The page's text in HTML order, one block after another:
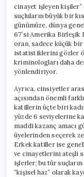
cinayet işleyen kişiler”
suçluların büyük bir
günümüze, dünya
67’si Amerika Birleşik
oran, sadece küçük
istatistiklerini gözler
kriminologları daha
yönlendiriyor.
Ayrıca, cinsiyetler
açısından önemli
katillerin üçte biri
yüzde 6 seviyelerine
maddi kazanç amacı
üyelerinden seçerek
Erkek katiller ise
ve cinayetlerini ateşli
işlerler; bu tür
“kişisel haz” olarak